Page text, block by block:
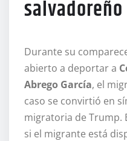
salvadoreño
Durante su
abierto a deportar a
Abrego García, el
caso se convirtió en
migratoria de Trump.
si el migrante está